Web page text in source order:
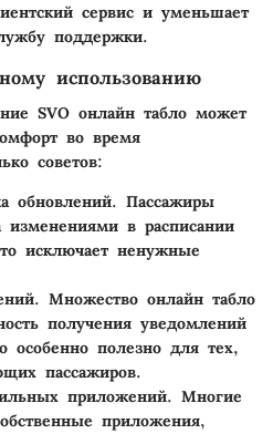
сервис и уменьшает
поддержки.
использованию
SVO онлайн табло может
во время
советов:
обновлений. Пассажиры
в расписании
исключает ненужные
Множество онлайн табло
получения уведомлений
особенно полезно для тех,
пассажиров.
приложений. Многие
приложения,